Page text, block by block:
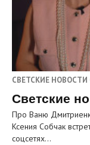
СВЕТСКИЕ
Светские
Про Ваню
Ксения Собчак
соцсетях…